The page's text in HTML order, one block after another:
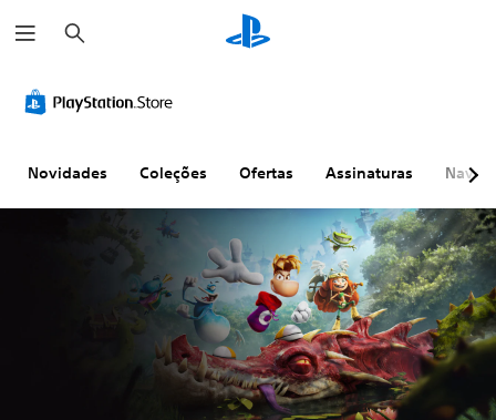
e
s
i
s
Novidades Coleções Ofertas Assinaturas